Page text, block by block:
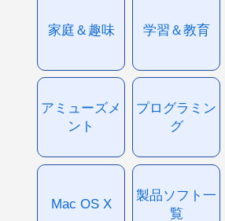
家庭＆趣味 学習＆教育
アミューズメ
ント
プログラミン
グ
Mac OS X
製品ソフト一
覧